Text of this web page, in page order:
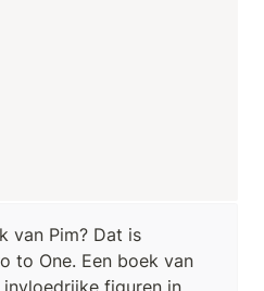
van Pim? Dat is
to One. Een boek van
figuren in